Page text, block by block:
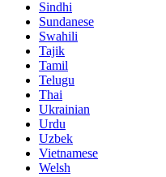
Sindhi
Sundanese
Swahili
Tajik
Tamil
Telugu
Thai
Ukrainian
Urdu
Uzbek
Vietnamese
Welsh